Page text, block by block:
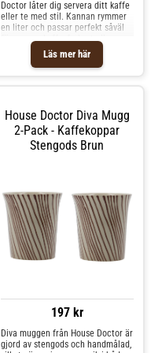
Läs mer här
Doctor låter dig servera ditt kaffe
eller te med stil. Kannan rymmer
en liter och passar perfekt såväl
för morgonkaffe, frukost eller
eftermiddagskaffe med vännerna.
Kannans eleganta design i
rostfritt stål finns i flera färgval
servera med stil vid många olika
tillfällen med dina favoriter.
House Doctor Diva Mugg
2-Pack - Kaffekoppar
Stengods Brun
197 kr
Diva muggen från House Doctor är
gjord av stengods och handmålad,